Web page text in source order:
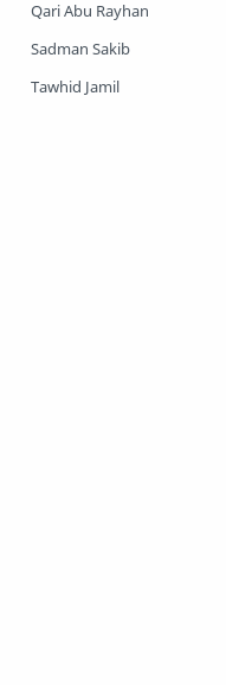
Qari Abu Rayhan
Sadman Sakib
Tawhid Jamil